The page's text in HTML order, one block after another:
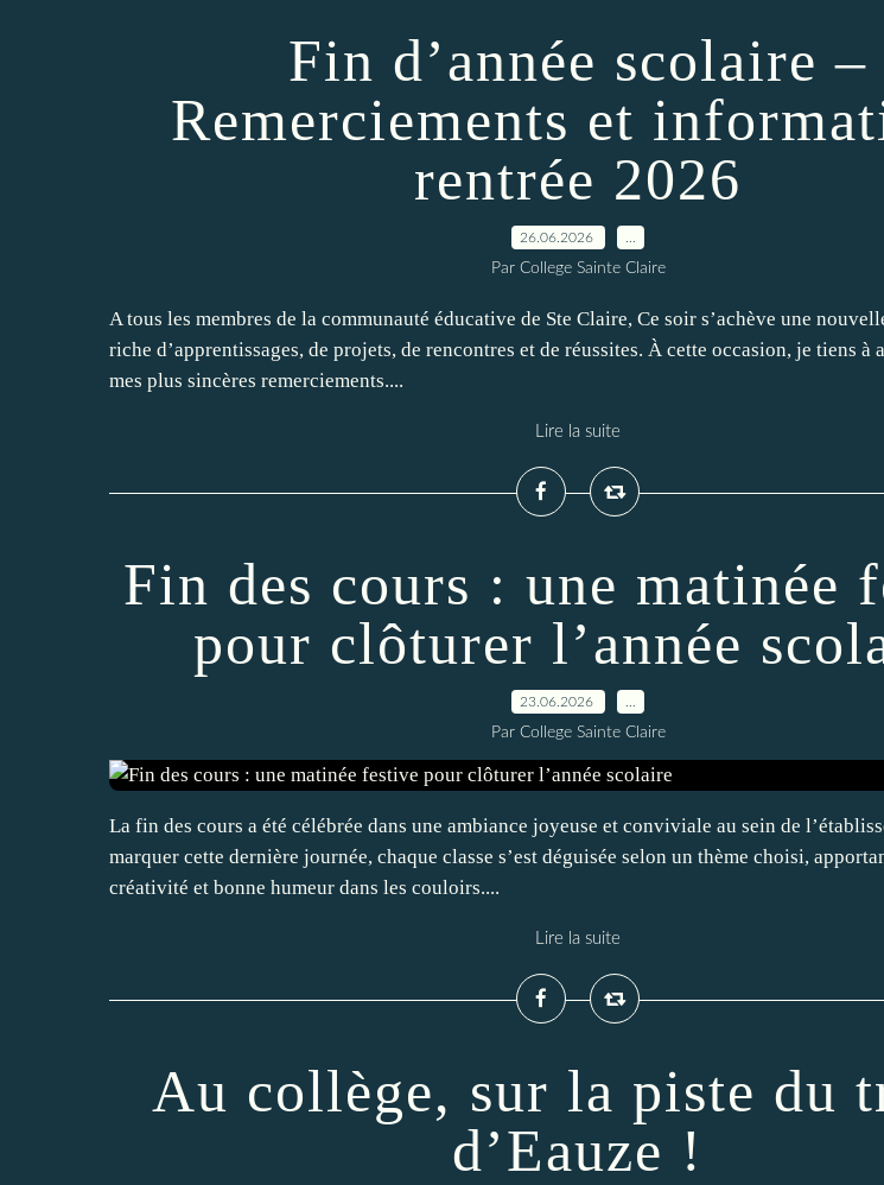
Fin d’année scolaire –
Remerciements et
rentrée 2026
26.06.2026
Par College Sainte Claire
A tous les membres de la communauté éducative de Ste Claire, Ce soir s’achève une
riche d’apprentissages, de projets, de rencontres et de réussites. À cette occasion, je tiens à
mes plus sincères remerciements....
Lire la suite
Fin des cours : une matinée
pour clôturer l’année
23.06.2026
Par College Sainte Claire
La fin des cours a été célébrée dans une ambiance joyeuse et conviviale au sein de
marquer cette dernière journée, chaque classe s’est déguisée selon un thème choisi,
créativité et bonne humeur dans les couloirs....
Lire la suite
Au collège, sur la piste du
d’Eauze !